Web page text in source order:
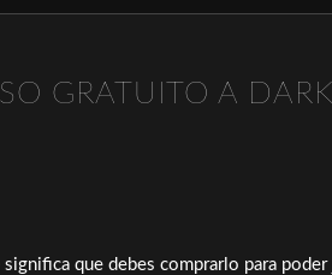
GRATUITO A
que debes comprarlo para poder